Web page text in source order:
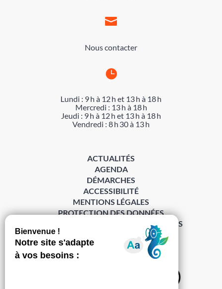

Nous contacter

Lundi : 9 h à 12 h et 13 h à 18 h
Mercredi : 13 h à 18 h
Jeudi : 9 h à 12 h et 13 h à 18 h
Vendredi : 8 h 30 à 13 h
S’abonner à la Gazette ›
ACTUALITÉS
AGENDA
DÉMARCHES
ACCESSIBILITÉ
MENTIONS LÉGALES
PROTECTION DES DONNÉES
POLITIQUE DE GESTION DES COOKIES